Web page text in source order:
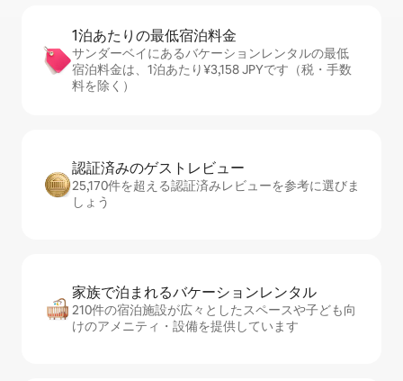
1泊あたりの最⁠低⁠宿⁠泊⁠料⁠金
サンダーベイにあるバケーションレンタルの最低
宿泊料金は、1泊あたり¥3,158 JPYです（税・手数
料を除く）
認証済みのゲ⁠ス⁠ト⁠レ⁠ビ⁠ュ⁠ー
25,170件を超える認証済みレビューを参考に選びま
しょう
家族で泊まれるバ⁠ケ⁠ー⁠シ⁠ョ⁠ンレ⁠ン⁠タ⁠ル
210件の宿泊施設が広々としたスペースや子ども向
けのアメニティ・設備を提供しています